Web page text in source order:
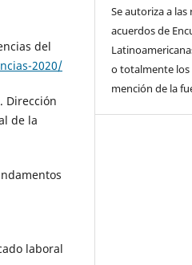
del
2020/
Dirección
de la
laboral
Se autoriza a
acuerdos de
o totalmente los
mención de la